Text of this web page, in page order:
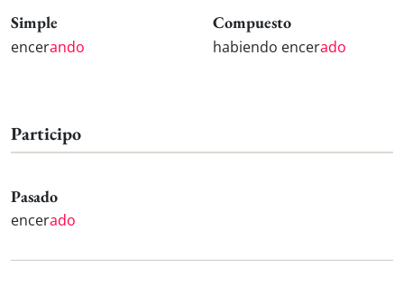
Simple
encerando
Compuesto
habiendo encerado
Participo
Pasado
encerado